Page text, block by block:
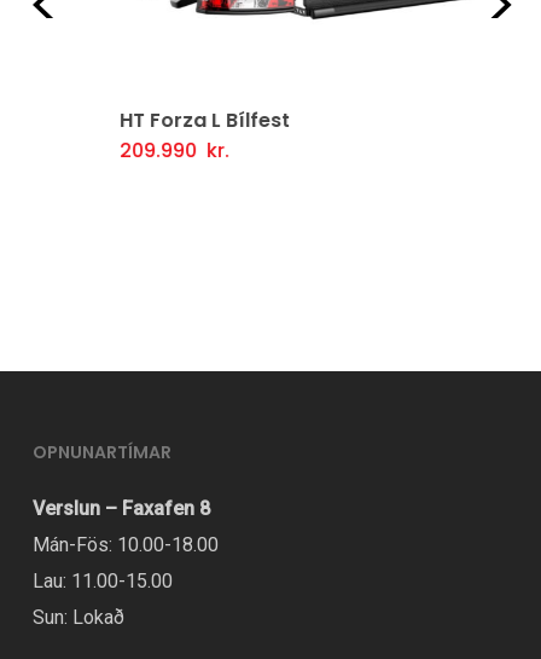
HT Forza L Bílfest
209.990kr.
Setja Í Körfu
OPNUNARTÍMAR
Verslun – Faxafen 8
Mán-Fös: 10.00-18.00
Lau: 11.00-15.00
Sun: Lokað